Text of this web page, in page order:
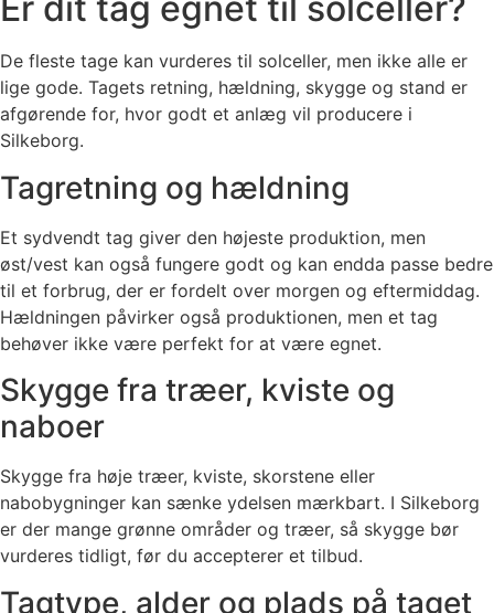
Er dit tag egnet til solceller?
De fleste tage kan vurderes til solceller, men ikke alle er
lige gode. Tagets retning, hældning, skygge og stand er
afgørende for, hvor godt et anlæg vil producere i
Silkeborg.
Tagretning og hældning
Et sydvendt tag giver den højeste produktion, men
øst/vest kan også fungere godt og kan endda passe bedre
til et forbrug, der er fordelt over morgen og eftermiddag.
Hældningen påvirker også produktionen, men et tag
behøver ikke være perfekt for at være egnet.
Skygge fra træer, kviste og
naboer
Skygge fra høje træer, kviste, skorstene eller
nabobygninger kan sænke ydelsen mærkbart. I Silkeborg
er der mange grønne områder og træer, så skygge bør
vurderes tidligt, før du accepterer et tilbud.
Tagtype, alder og plads på taget